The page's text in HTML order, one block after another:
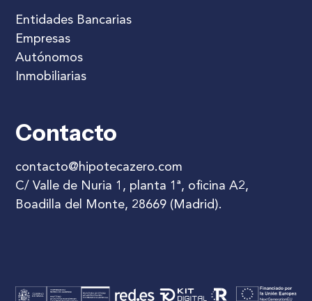
Entidades Bancarias
Empresas
Autónomos
Inmobiliarias
Contacto
contacto@hipotecazero.com
C/ Valle de Nuria 1, planta 1ª, oficina A2,
Boadilla del Monte, 28669 (Madrid).